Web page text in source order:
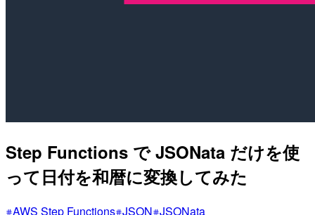
Step Functions で JSONata だけを使
って日付を和暦に変換してみた
AWS Step Functions JSON JSONata